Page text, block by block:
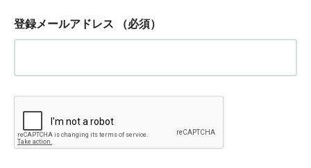
登録メールアドレス （必須）